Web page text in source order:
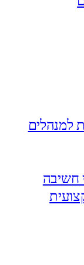
למנהלים
חשיבה